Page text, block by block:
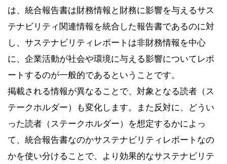
は、統合報告書は財務情報と財務に影響を与えるサス
テナビリティ関連情報を統合した報告書であるのに対
し、サステナビリティレポートは非財務情報を中心
に、企業活動が社会や環境に与える影響についてレポ
ートするのが一般的であるということです。
掲載される情報が異なることで、対象となる読者（ス
テークホルダー）も変化します。また反対に、どうい
った読者（ステークホルダー）を想定するかによっ
て、統合報告書なのかサステナビリティレポートなの
かを使い分けることで、より効果的なサステナビリテ